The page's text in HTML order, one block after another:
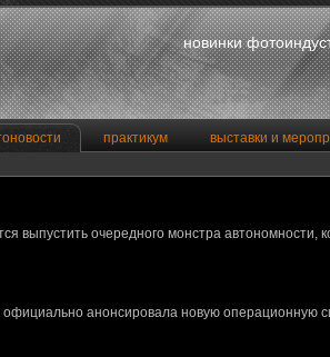
новинки
практикум выставки и
выпустить очередного монстра автономности,
анонсировала новую операционную